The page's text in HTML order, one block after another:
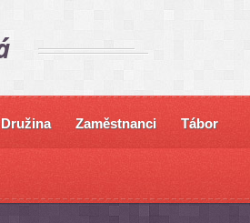
Družina Zaměstnanci Tábor